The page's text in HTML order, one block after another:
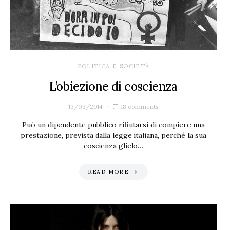
POLITICA E SOCIETÀ
L’obiezione di coscienza
13/03/2014 18 comments
Può un dipendente pubblico rifiutarsi di compiere una
prestazione, prevista dalla legge italiana, perché la sua
coscienza glielo…
READ MORE